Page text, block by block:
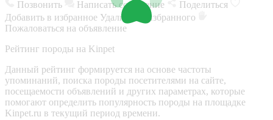
Позвонить Написать сообщение
Поделиться
Добавить в избранное Удалить из избранного
Пожаловаться на объявление
Рейтинг породы на Kinpet
Данный рейтинг формируется на основе частоты
упоминаний, поиска породы посетителями на сайте,
посещаемости объявлений и других параметрах, которые
помогают определить популярность породы на площадке
Kinpet.ru в текущий период времени.